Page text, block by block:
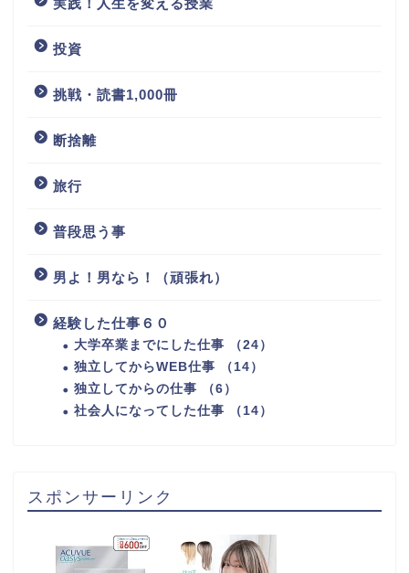
投資
挑戦・読書1,000冊
断捨離
旅行
普段思う事
男よ！男なら！（頑張れ）
経験した仕事６０
大学卒業までにした仕事 （24）
独立してからWEB仕事 （14）
独立してからの仕事 （6）
社会人になってした仕事 （14）
スポンサーリンク